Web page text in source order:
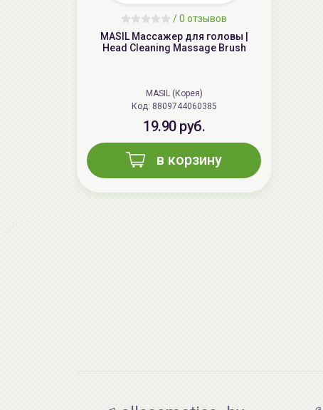
/0 отзывов
MASIL Массажер для головы |
Head Cleaning Massage Brush
MASIL (Корея)
Код: 8809744060385
19.90 руб.
в корзину